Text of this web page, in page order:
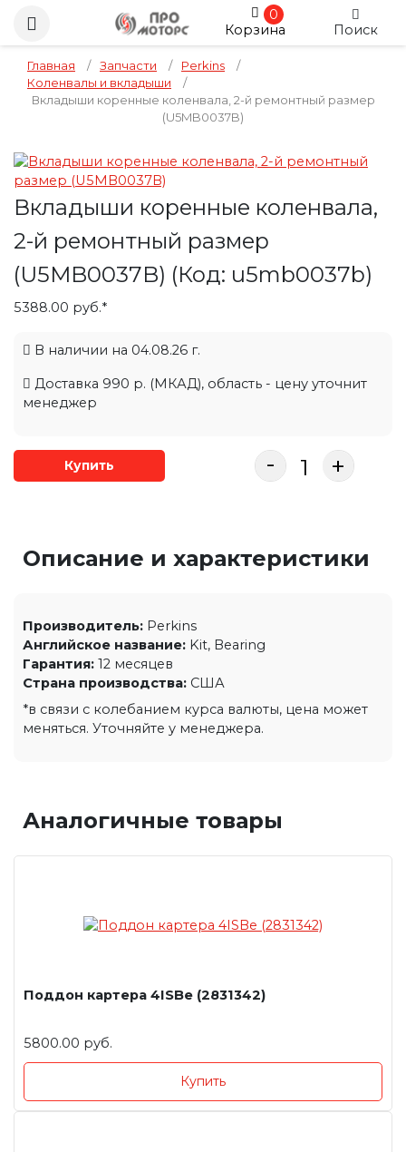
0
Корзина
Поиск
Главная / Запчасти / Perkins
/
Коленвалы и вкладыши
/
Вкладыши коренные коленвала, 2-й ремонтный размер
(U5MB0037B)
Вкладыши коренные коленвала,
2-й ремонтный размер
(U5MB0037B) (Код: u5mb0037b)
5388.00 руб.*
В наличии на 04.08.26 г.
Доставка 990 р. (МКАД), область - цену уточнит
менеджер
Купить - +
Описание и характеристики
Производитель: Perkins
Английское название: Kit, Bearing
Гарантия: 12 месяцев
Страна производства: США
*в связи с колебанием курса валюты, цена может
меняться. Уточняйте у менеджера.
Аналогичные товары
Поддон картера 4ISBe (2831342)
5800.00 руб.
Купить